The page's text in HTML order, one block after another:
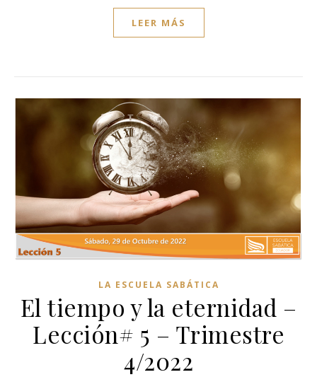
LEER MÁS
LA ESCUELA SABÁTICA
El tiempo y la eternidad –
Lección# 5 – Trimestre
4/2022